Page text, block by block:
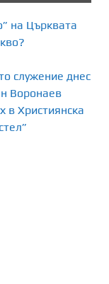
на Църквата
служение днес
Воронаев
в Християнска